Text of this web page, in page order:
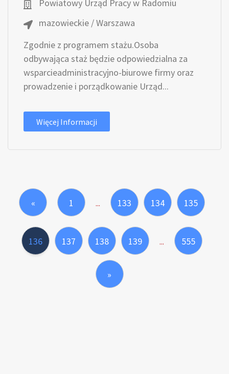
Powiatowy Urząd Pracy w Radomiu
mazowieckie / Warszawa
Zgodnie z programem stażu.Osoba
odbywająca staż będzie odpowiedzialna za
wsparcieadministracyjno-biurowe firmy oraz
prowadzenie i porządkowanie Urząd...
Więcej Informacji
« 1 ... 133 134 135
136 137 138 139 ... 555
»